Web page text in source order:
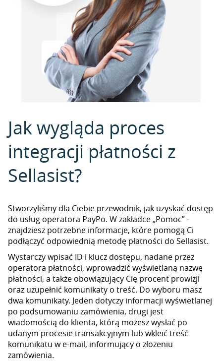
Jak wygląda proces
integracji płatności z
Sellasist?
Stworzyliśmy dla Ciebie przewodnik, jak uzyskać dostęp
do usług operatora PayPo. W zakładce „Pomoc” -
znajdziesz potrzebne informacje, które pomogą Ci
podłączyć odpowiednią metodę płatności do Sellasist.
Wystarczy wpisać ID i klucz dostępu, nadane przez
operatora płatności, wprowadzić wyświetlaną nazwę
płatności, a także obowiązujący Cię procent prowizji
oraz uzupełnić komunikaty o treść. Do wyboru masz
dwa komunikaty. Jeden dotyczy informacji wyświetlanej
po podsumowaniu zamówienia, drugi jest
wiadomością do klienta, którą możesz wysłać po
udanym procesie transakcyjnym lub wkleić treść
komunikatu w e-mail, informujący o złożeniu
zamówienia.